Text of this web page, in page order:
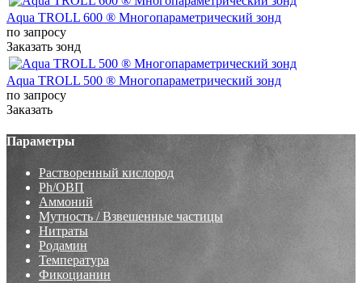
Aqua TROLL 600 ® Многопараметрический зонд
по запросу
Заказать зонд
Aqua TROLL 500 ® Многопараметрический зонд
по запросу
Заказать
Параметры
Растворенный кислород
Ph/ОВП
Аммоний
Мутность / Взвешенные частицы
Нитраты
Родамин
Температура
Фикоцианин